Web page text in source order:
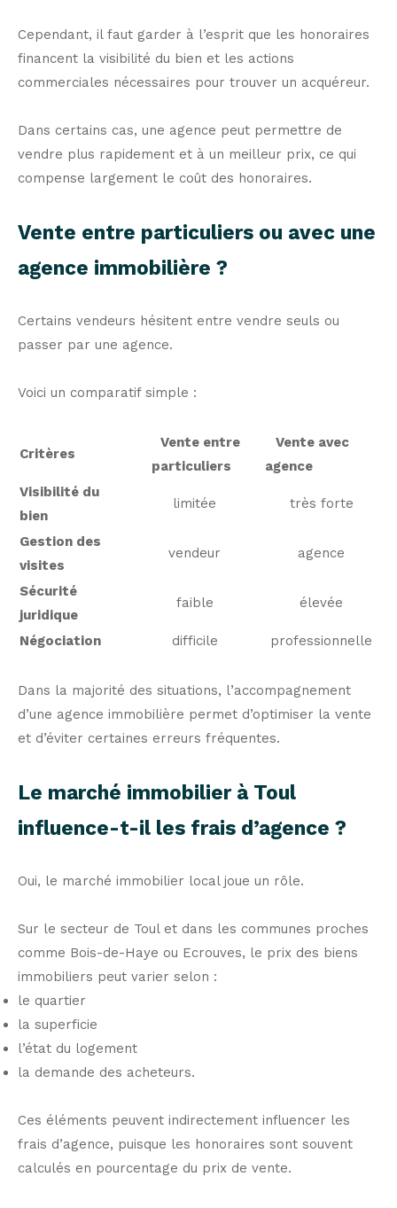
Cependant, il faut garder à l’esprit que les honoraires
financent la visibilité du bien et les actions
commerciales nécessaires pour trouver un acquéreur.
Dans certains cas, une agence peut permettre de
vendre plus rapidement et à un meilleur prix, ce qui
compense largement le coût des honoraires.
Vente entre particuliers ou avec une
agence immobilière ?
Certains vendeurs hésitent entre vendre seuls ou
passer par une agence.
Voici un comparatif simple :
Critères
Vente entre
particuliers
Vente avec
agence
Visibilité du
bien
limitée très forte
Gestion des
visites
vendeur agence
Sécurité
juridique
faible élevée
Négociation difficile professionnelle
Dans la majorité des situations, l’accompagnement
d’une agence immobilière permet d’optimiser la vente
et d’éviter certaines erreurs fréquentes.
Le marché immobilier à Toul
influence-t-il les frais d’agence ?
Oui, le marché immobilier local joue un rôle.
Sur le secteur de Toul et dans les communes proches
comme Bois-de-Haye ou Ecrouves, le prix des biens
immobiliers peut varier selon :
le quartier
la superficie
l’état du logement
la demande des acheteurs.
Ces éléments peuvent indirectement influencer les
frais d’agence, puisque les honoraires sont souvent
calculés en pourcentage du prix de vente.